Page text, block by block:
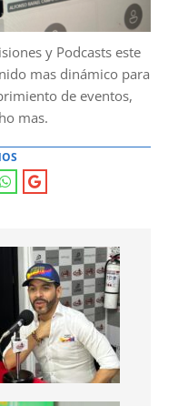
y Podcasts este
mas dinámico para
de eventos,
mas.